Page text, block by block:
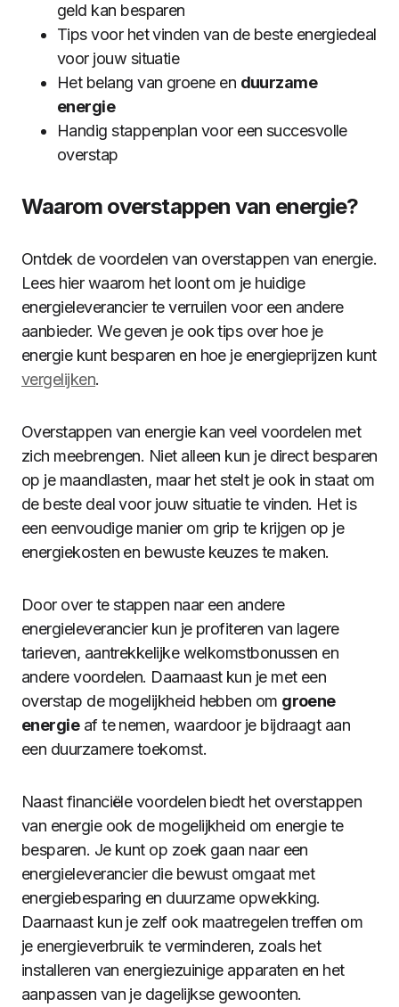
geld kan besparen
Tips voor het vinden van de beste energiedeal
voor jouw situatie
Het belang van groene en duurzame
energie
Handig stappenplan voor een succesvolle
overstap
Waarom overstappen van energie?
Ontdek de voordelen van overstappen van energie.
Lees hier waarom het loont om je huidige
energieleverancier te verruilen voor een andere
aanbieder. We geven je ook tips over hoe je
energie kunt besparen en hoe je energieprijzen kunt
vergelijken.
Overstappen van energie kan veel voordelen met
zich meebrengen. Niet alleen kun je direct besparen
op je maandlasten, maar het stelt je ook in staat om
de beste deal voor jouw situatie te vinden. Het is
een eenvoudige manier om grip te krijgen op je
energiekosten en bewuste keuzes te maken.
Door over te stappen naar een andere
energieleverancier kun je profiteren van lagere
tarieven, aantrekkelijke welkomstbonussen en
andere voordelen. Daarnaast kun je met een
overstap de mogelijkheid hebben om groene
energieaf te nemen, waardoor je bijdraagt aan
een duurzamere toekomst.
Naast financiële voordelen biedt het overstappen
van energie ook de mogelijkheid om energie te
besparen. Je kunt op zoek gaan naar een
energieleverancier die bewust omgaat met
energiebesparing en duurzame opwekking.
Daarnaast kun je zelf ook maatregelen treffen om
je energieverbruik te verminderen, zoals het
installeren van energiezuinige apparaten en het
aanpassen van je dagelijkse gewoonten.